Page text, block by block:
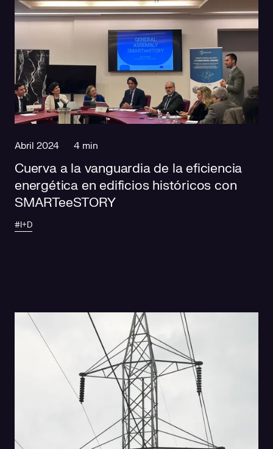
Abril 2024 4 min
Cuerva a la vanguardia de la eficiencia
energética en edificios históricos con
SMARTeeSTORY
#I+D